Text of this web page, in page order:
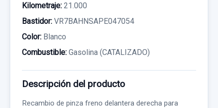
Kilometraje: 21.000
Bastidor: VR7BAHNSAPE047054
Color: Blanco
Combustible: Gasolina (CATALIZADO)
Descripción del producto
Recambio de pinza freno delantera derecha para